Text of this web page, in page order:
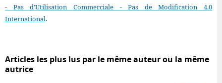
- Pas d'Utilisation Commerciale - Pas de Modification 4.0
International.
Articles les plus lus par le même auteur ou la même
autrice